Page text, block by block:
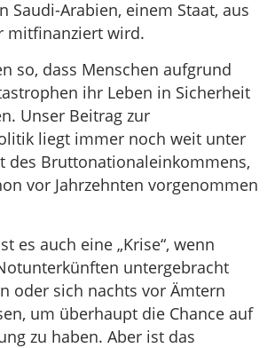
Saudi-Arabien, einem Staat, aus
mitfinanziert wird.
so, dass Menschen aufgrund
ihr Leben in Sicherheit
Unser Beitrag zur
liegt immer noch weit unter
des Bruttonationaleinkommens,
vor Jahrzehnten vorgenommen
es auch eine „Krise“, wenn
untergebracht
oder sich nachts vor Ämtern
um überhaupt die Chance auf
zu haben. Aber ist das